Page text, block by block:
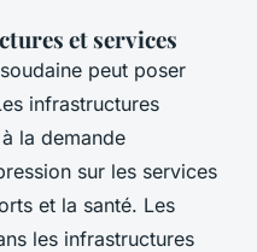
et services
peut poser
infrastructures
la demande
sur les services
et la santé. Les
les infrastructures